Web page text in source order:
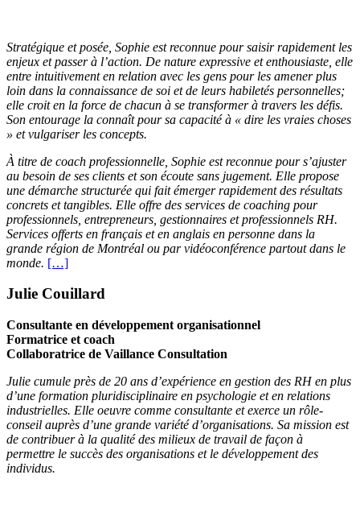
Stratégique et posée, Sophie est reconnue pour saisir rapidement les
enjeux et passer à l’action. De nature expressive et enthousiaste, elle
entre intuitivement en relation avec les gens pour les amener plus
loin dans la connaissance de soi et de leurs habiletés personnelles;
elle croit en la force de chacun à se transformer à travers les défis.
Son entourage la connaît pour sa capacité à « dire les vraies choses
» et vulgariser les concepts.
À titre de coach professionnelle, Sophie est reconnue pour s’ajuster
au besoin de ses clients et son écoute sans jugement. Elle propose
une démarche structurée qui fait émerger rapidement des résultats
concrets et tangibles. Elle offre des services de coaching pour
professionnels, entrepreneurs, gestionnaires et professionnels RH.
Services offerts en français et en anglais en personne dans la
grande région de Montréal ou par vidéoconférence partout dans le
monde. […]
Julie Couillard
Consultante en développement organisationnel
Formatrice et coach
Collaboratrice de Vaillance Consultation
Julie cumule près de 20 ans d’expérience en gestion des RH en plus
d’une formation pluridisciplinaire en psychologie et en relations
industrielles. Elle oeuvre comme consultante et exerce un rôle-
conseil auprès d’une grande variété d’organisations. Sa mission est
de contribuer à la qualité des milieux de travail de façon à
permettre le succès des organisations et le développement des
individus.